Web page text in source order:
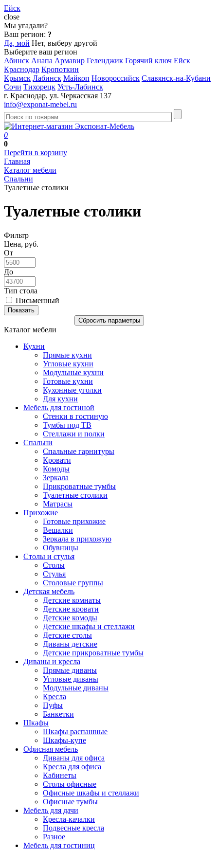
Ейск
close
Мы угадали?
Ваш регион: ?
Да, мой Нет, выберу другой
Выберите ваш регион
Абинск Анапа Армавир Геленджик Горячий ключ Ейск
Краснодар Кропоткин
Крымск Лабинск Майкоп Новороссийск Славянск-на-Кубани
Сочи Тихорецк Усть-Лабинск
г. Краснодар, ул. Черкасская 137
info@exponat-mebel.ru
0
0
Перейти в корзину
Главная
Каталог мебели
Спальни
Туалетные столики
Туалетные столики
Фильтр
Цена, руб.
От
До
Тип стола
Письменный
Каталог мебели
Кухни
Прямые кухни
Угловые кухни
Модульные кухни
Готовые кухни
Кухонные уголки
Для кухни
Мебель для гостиной
Стенки в гостиную
Тумбы под ТВ
Стеллажи и полки
Спальни
Спальные гарнитуры
Кровати
Комоды
Зеркала
Прикроватные тумбы
Туалетные столики
Матрасы
Прихожие
Готовые прихожие
Вешалки
Зеркала в прихожую
Обувницы
Столы и стулья
Столы
Стулья
Столовые группы
Детская мебель
Детские комнаты
Детские кровати
Детские комоды
Детские шкафы и стеллажи
Детские столы
Диваны детские
Детские прикроватные тумбы
Диваны и кресла
Прямые диваны
Угловые диваны
Модульные диваны
Кресла
Пуфы
Банкетки
Шкафы
Шкафы распашные
Шкафы-купе
Офисная мебель
Диваны для офиса
Кресла для офиса
Кабинеты
Столы офисные
Офисные шкафы и стеллажи
Офисные тумбы
Мебель для дачи
Кресла-качалки
Подвесные кресла
Разное
Мебель для гостиниц